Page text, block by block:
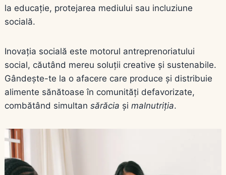
la educație, protejarea mediului sau incluziune
socială.
Inovația socială este motorul antreprenoriatului
social, căutând mereu soluții creative și sustenabile.
Gândește-te la o afacere care produce și distribuie
alimente sănătoase în comunități defavorizate,
combătând simultan sărăcia și malnutriția.